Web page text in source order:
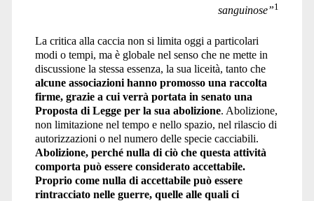
sanguinose”1
La critica alla caccia non si limita oggi a particolari
modi o tempi, ma è globale nel senso che ne mette in
discussione la stessa essenza, la sua liceità, tanto che
alcune associazioni hanno promosso una raccolta
firme, grazie a cui verrà portata in senato una
Proposta di Legge per la sua abolizione. Abolizione,
non limitazione nel tempo e nello spazio, nel rilascio di
autorizzazioni o nel numero delle specie cacciabili.
Abolizione, perché nulla di ciò che questa attività
comporta può essere considerato accettabile.
Proprio come nulla di accettabile può essere
rintracciato nelle guerre, quelle alle quali ci